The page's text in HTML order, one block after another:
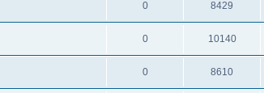
0 8429
0 10140
0 8610